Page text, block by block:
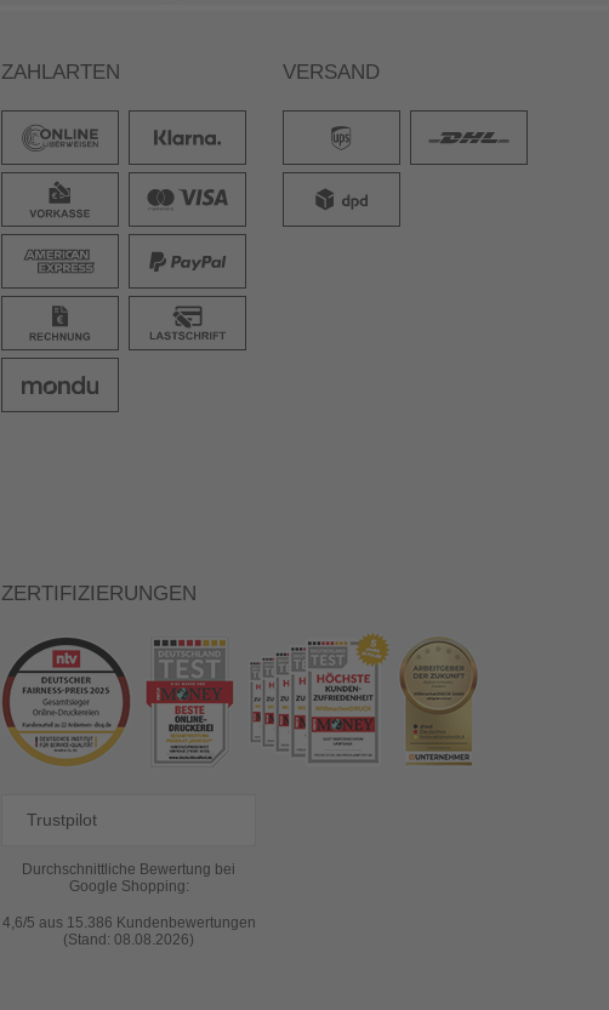
ZAHLARTEN VERSAND
ZERTIFIZIERUNGEN
Trustpilot
Durchschnittliche Bewertung bei
Google Shopping:
4,6/5 aus 15.386 Kundenbewertungen
(Stand: 08.08.2026)